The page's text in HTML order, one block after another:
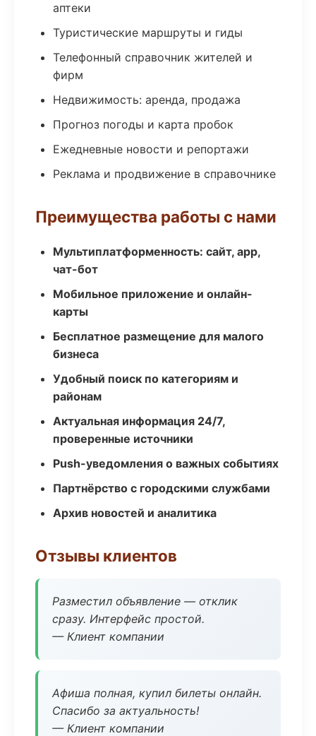
аптеки
Туристические маршруты и гиды
Телефонный справочник жителей и
фирм
Недвижимость: аренда, продажа
Прогноз погоды и карта пробок
Ежедневные новости и репортажи
Реклама и продвижение в справочнике
Преимущества работы с нами
Мультиплатформенность: сайт, app,
чат-бот
Мобильное приложение и онлайн-
карты
Бесплатное размещение для малого
бизнеса
Удобный поиск по категориям и
районам
Актуальная информация 24/7,
проверенные источники
Push-уведомления о важных событиях
Партнёрство с городскими службами
Архив новостей и аналитика
Отзывы клиентов
Разместил объявление — отклик
сразу. Интерфейс простой.
— Клиент компании
Афиша полная, купил билеты онлайн.
Спасибо за актуальность!
— Клиент компании